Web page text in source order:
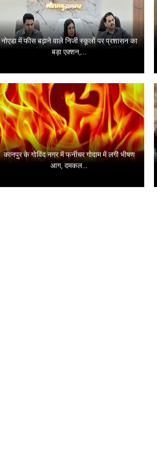
नोएडा में फीस बढ़ाने वाले निजी स्कूलों पर प्रशासन का
बड़ा एक्शन,...
कानपुर के गोविंद नगर में फर्नीचर गोदाम में लगी भीषण
आग, दमकल...